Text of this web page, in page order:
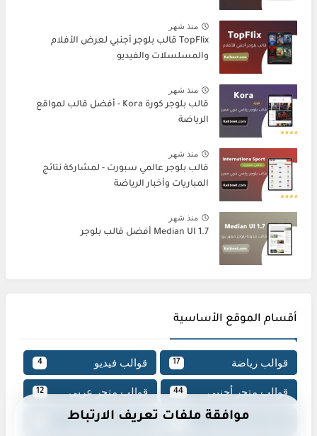
موافقة ملفات تعريف الارتباط
منذ شهر
TopFlix قالب بلوجر أجنبي لعرض الأفلام
والمسلسلات والفيديو
منذ شهر
قالب بلوجر كورة Kora - أفضل قالب لمواقع
الرياضة
منذ شهر
قالب بلوجر عالمي سبورت - لمشاركة نتائج
المباريات وأخبار الرياضة
منذ شهر
Median UI 1.7 أفضل قالب بلوجر
أقسام الموقع الأساسية
قوالب رياضة 17 قوالب فيديو 4
قوالب متجر أجنبي 44 قوالب متجر عربي 12
قوالب مجلة أجنبي 126 قوالب مجلة عربي